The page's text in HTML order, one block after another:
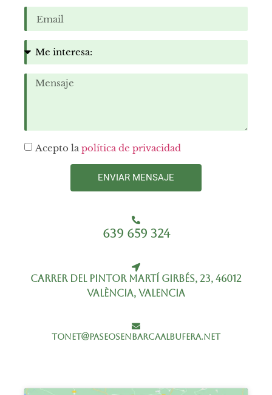
Acepto la política de privacidad
ENVIAR MENSAJE
639 659 324
Carrer del Pintor Martí Girbés, 23, 46012
València, Valencia
tonet@paseosenbarcaalbufera.net